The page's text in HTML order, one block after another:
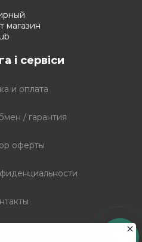
і сервіси
и оплата
/ гарантия
оферты